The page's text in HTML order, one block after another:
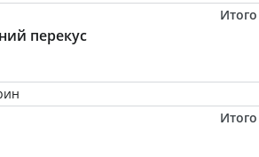
Итого
перекус
Итого